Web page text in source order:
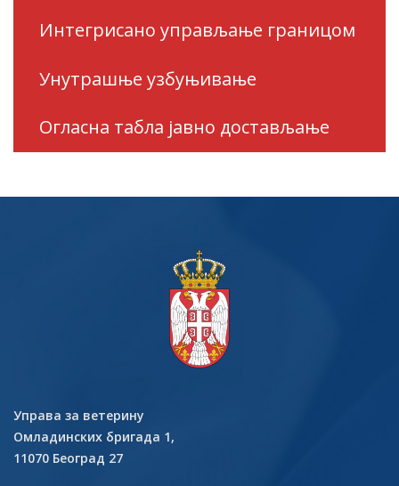
Интегрисано управљање границом
Унутрашње узбуњивање
Огласна табла јавно достављање
Управа за ветерину
Омладинских бригада 1,
11070 Београд 27